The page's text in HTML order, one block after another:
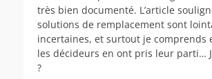
très bien documenté. L’article
solutions de remplacement sont
incertaines, et surtout je comprends
les décideurs en ont pris leur parti…
?